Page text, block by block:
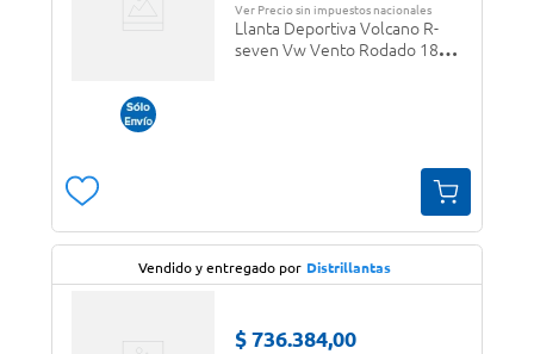
Ver Precio sin impuestos nacionales
Llanta Deportiva Volcano R-
seven Vw Vento Rodado 18
Vendido y entregado por Distrillantas
$ 736.384,00